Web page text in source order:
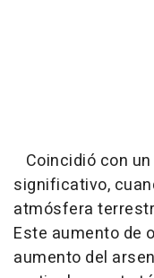
Coincidió con
significativo,
atmósfera
Este aumento de
aumento del